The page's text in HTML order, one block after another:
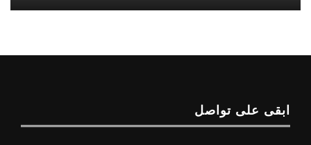
ابقى على تواصل